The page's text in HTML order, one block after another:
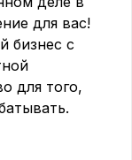
для вас!
бизнес с
для того,